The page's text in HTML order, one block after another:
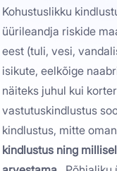
Kohustuslikku
üürileandja riskide
eest (tuli, vesi,
isikute, eelkõige
näiteks juhul kui
vastutuskindlustus
kindlustus, mitte
kindlustus ning